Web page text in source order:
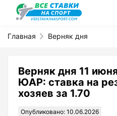
Главная Верняк дня
Верняк дня 11
ЮАР: ставка на
хозяев за 1.70
Опубликовано: 10.06.2026